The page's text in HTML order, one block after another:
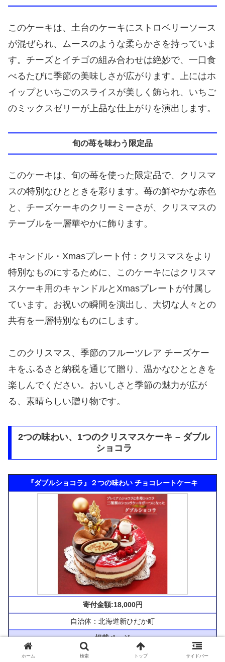
このケーキは、土台のケーキにストロベリーソース
が混ぜられ、ムースのような柔らかさを持っていま
す。チーズとイチゴの組み合わせは絶妙で、一口食
べるたびに季節の美味しさが広がります。上にはホ
イップといちごのスライスが美しく飾られ、いちご
のミックスゼリーが上品な仕上がりを演出します。
旬の苺を味わう限定品
このケーキは、旬の苺を使った限定品で、クリスマ
スの特別なひとときを彩ります。苺の鮮やかな赤色
と、チーズケーキのクリーミーさが、クリスマスの
テーブルを一層華やかに飾ります。
キャンドル・Xmasプレート付：クリスマスをより
特別なものにするために、このケーキにはクリスマ
スケーキ用のキャンドルとXmasプレートが付属し
ています。お祝いの瞬間を演出し、大切な人々との
共有を一層特別なものにします。
このクリスマス、季節のフルーツレア チーズケー
キをふるさと納税を通じて贈り、温かなひとときを
楽しんでください。おいしさと季節の魅力が広が
る、素晴らしい贈り物です。
2つの味わい、1つのクリスマスケーキ – ダブル
ショコラ
『ダブルショコラ』２つの味わい チョコレートケーキ
寄付金額:18,000円
自治体：北海道新ひだか町
掲載ページ
ホーム 検索 トップ サイドバー